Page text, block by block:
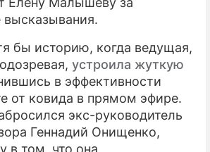
бы историю, когда ведущая,
устроила жуткую
в эффективности
от ковида в прямом эфире.
экс-руководитель
Геннадий Онищенко,
в том, что она